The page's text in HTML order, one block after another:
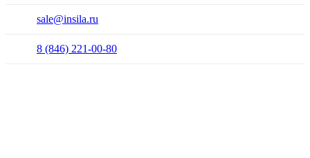
sale@insila.ru
8 (846) 221-00-80